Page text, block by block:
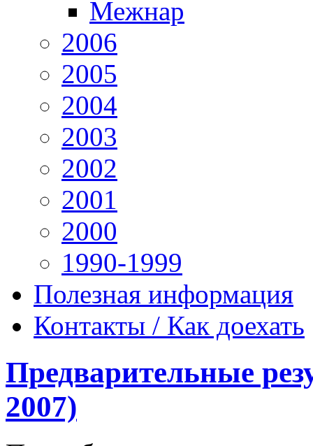
Межнар
2006
2005
2004
2003
2002
2001
2000
1990-1999
Полезная информация
Контакты / Как доехать
Предварительные
2007)